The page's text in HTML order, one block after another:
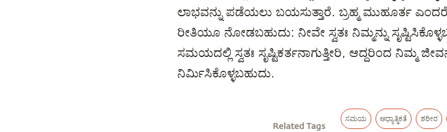
ಲಾಭವನ್ನು ಪಡೆಯಲು ಬಯಸುತ್ತಾರೆ. ಬ್ರಹ್ಮ ಮುಹೂರ್ತ
ರೀತಿಯೂ ನೋಡಬಹುದು: ನೀವೇ ಸ್ವತಃ ನಿಮ್ಮನ್ನು
ಸಮಯದಲ್ಲಿ ಸ್ವತಃ ಸೃಷ್ಟಿಕರ್ತನಾಗುತ್ತೀರಿ, ಆದ್ದರಿಂದ ನಿಮ್ಮ
ನಿರ್ಮಿಸಿಕೊಳ್ಳಬಹುದು.
Related Tags
ಸಮಯ ಆಧ್ಯಾತ್ಮಿಕತೆ ಶರೀರ